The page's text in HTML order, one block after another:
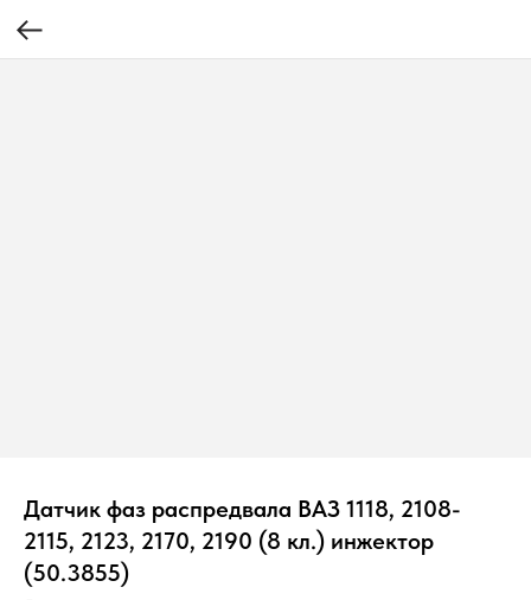
Датчик фаз распредвала ВАЗ 1118, 2108-
2115, 2123, 2170, 2190 (8 кл.) инжектор
(50.3855)